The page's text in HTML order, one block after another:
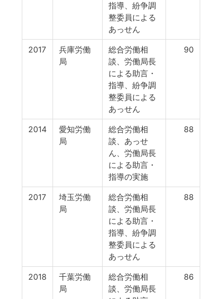
指導、紛争調
整委員による
あっせん
2017
兵庫労働
局
総合労働相
談、労働局長
による助言・
指導、紛争調
整委員による
あっせん
90
2014
愛知労働
局
総合労働相
談、あっせ
ん、労働局長
による助言・
指導の実施
88
2017
埼玉労働
局
総合労働相
談、労働局長
による助言・
指導、紛争調
整委員による
あっせん
88
2018
千葉労働
局
総合労働相
談、労働局長
86